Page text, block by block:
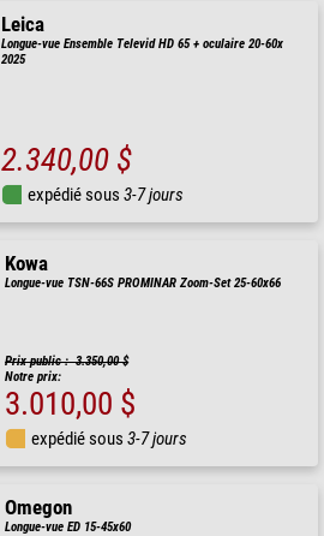
Leica
Longue-vue Ensemble Televid HD 65 + oculaire 20-60x
2025
2.340,00 $
expédié sous3-7 jours
Kowa
Longue-vue TSN-66S PROMINAR Zoom-Set 25-60x66
Prix public : 3.350,00 $
Notre prix:
3.010,00 $
expédié sous3-7 jours
Omegon
Longue-vue ED 15-45x60